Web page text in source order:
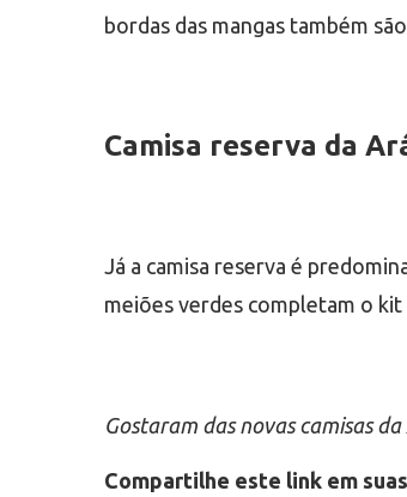
bordas das mangas também
Camisa reserva da
Já a camisa reserva é
meiões verdes completam o
Gostaram das novas camisas
Compartilhe este link em